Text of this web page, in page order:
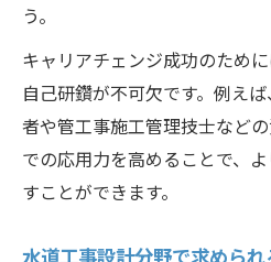
う。
キャリアチェンジ成功のため
自己研鑽が不可欠です。例え
者や管工事施工管理技士など
での応用力を高めることで、
すことができます。
水道工事設計分野で求めら